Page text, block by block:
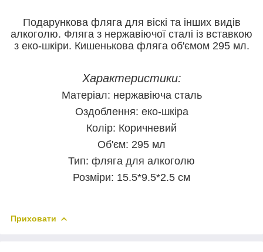
Подарункова фляга для віскі та інших видів
алкоголю. Фляга з нержавіючої сталі із вставкою
з еко-шкіри. Кишенькова фляга об'ємом 295 мл.
Характеристики:
Матеріал: нержавіюча сталь
Оздоблення: еко-шкіра
Колір: Коричневий
Об'єм: 295 мл
Тип: фляга для алкоголю
Розміри: 15.5*9.5*2.5 см
Приховати